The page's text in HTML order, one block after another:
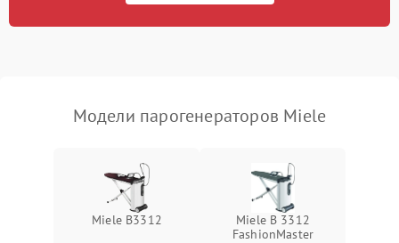
Не подает пар 1800 ₽ Подробнее →
Модели парогенераторов Miele
Miele B3312
Miele B 3312
FashionMaster